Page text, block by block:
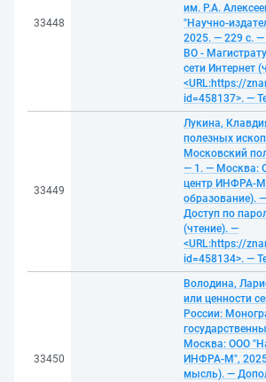
33448
им. Р.А.
"Научно-
2025. — 229 с.
ВО -
сети Интернет
<URL:https://
id=458137>. —
33449
Лукина,
полезных
Московский
— 1. — Москва:
центр ИНФРА-
образование).
Доступ по
(чтение). —
<URL:https://
id=458134>. —
33450
Володина,
или ценности
России:
Москва: ООО
ИНФРА-М",
мысль). —